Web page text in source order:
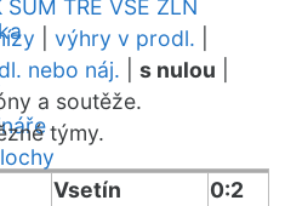
SUM TRE VSE ZLN
výhry v prodl.
nebo náj. s nulou
a soutěže.
týmy.
Vsetín
0:2